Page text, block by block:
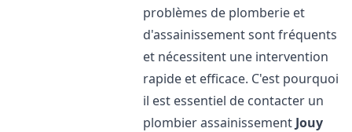
problèmes de plomberie et
d'assainissement sont fréquents
et nécessitent une intervention
rapide et efficace. C'est pourquoi
il est essentiel de contacter un
plombier assainissement Jouy